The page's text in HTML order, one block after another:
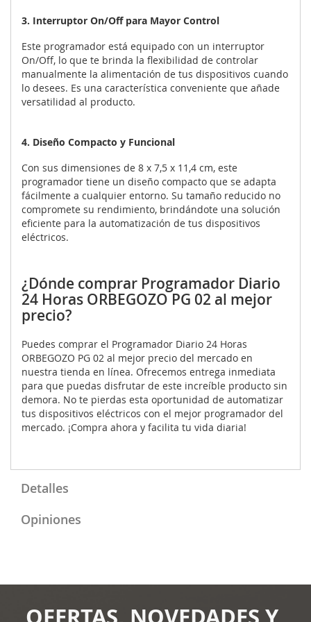
3. Interruptor On/Off para Mayor Control
Este programador está equipado con un interruptor
On/Off, lo que te brinda la flexibilidad de controlar
manualmente la alimentación de tus dispositivos cuando
lo desees. Es una característica conveniente que añade
versatilidad al producto.
4. Diseño Compacto y Funcional
Con sus dimensiones de 8 x 7,5 x 11,4 cm, este
programador tiene un diseño compacto que se adapta
fácilmente a cualquier entorno. Su tamaño reducido no
compromete su rendimiento, brindándote una solución
eficiente para la automatización de tus dispositivos
eléctricos.
¿Dónde comprar Programador Diario
24 Horas ORBEGOZO PG 02 al mejor
precio?
Puedes comprar el Programador Diario 24 Horas
ORBEGOZO PG 02 al mejor precio del mercado en
nuestra tienda en línea. Ofrecemos entrega inmediata
para que puedas disfrutar de este increíble producto sin
demora. No te pierdas esta oportunidad de automatizar
tus dispositivos eléctricos con el mejor programador del
mercado. ¡Compra ahora y facilita tu vida diaria!
Detalles
Opiniones